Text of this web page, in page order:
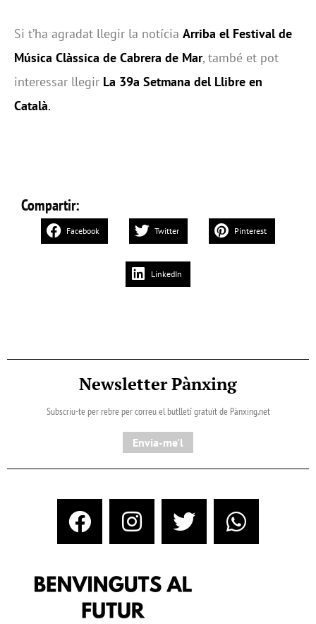
Si t’ha agradat llegir la notícia Arriba el Festival de
Música Clàssica de Cabrera de Mar, també et pot
interessar llegir La 39a Setmana del Llibre en
Català.
Compartir:
Facebook Twitter Pinterest
LinkedIn
Newsletter Pànxing
Subscriu-te per rebre per correu el butlletí gratuït de Pànxing.net​
Envia-me'l